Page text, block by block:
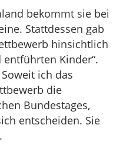
bekommt sie bei
Stattdessen gab
hinsichtlich
entführten Kinder“.
ich das
die
Bundestages,
entscheiden. Sie